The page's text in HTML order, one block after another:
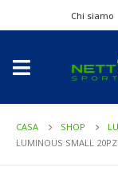
Chi siamo
CASA SHOP
LUMINOUS SMALL